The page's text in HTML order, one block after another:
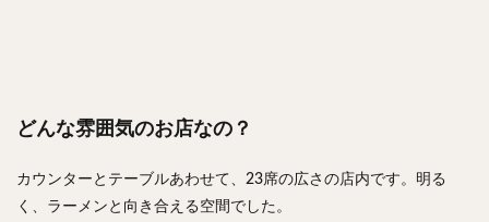
どんな雰囲気のお店なの？
カウンターとテーブルあわせて、23席の広さの店内です。明る
く、ラーメンと向き合える空間でした。